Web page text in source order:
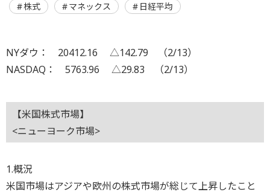
株式 マネックス 日経平均
NYダウ： 20412.16 △142.79 （2/13）
NASDAQ： 5763.96 △29.83 （2/13）
【米国株式市場】
<ニューヨーク市場>
1.概況
米国市場はアジアや欧州の株式市場が総じて上昇したこと